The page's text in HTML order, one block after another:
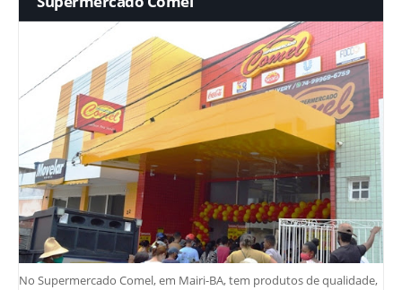
No Supermercado Comel, em Mairi-BA, tem produtos de qualidade,